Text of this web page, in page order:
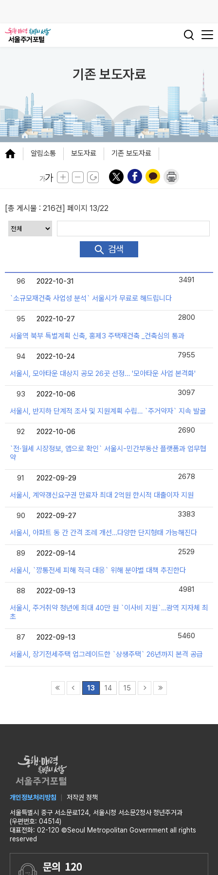
기존 보도자료
알림소통 보도자료 기존 보도자료
[총 게시물 : 216건] 페이지 13/22
검색
96
`소규모재건축 사업성 분석` 서울시가 무료로 해드립니다
2022-10-31
2022-10-31 3491
95
서울역 북부 특별계획 신축, 홍제3 주택재건축 _건축심의 통과
2022-10-27
2022-10-27 2800
94
서울시, 모아타운 대상지 공모 26곳 선정… '모아타운 사업 본격화'
2022-10-24
2022-10-24 7955
93
서울시, 반지하 단계적 조사 및 지원계획 수립… `주거약자` 지속 발굴
2022-10-06
2022-10-06 3097
92
`전·월세 시장정보, 앱으로 확인` 서울시-민간부동산 플랫폼과 업무협
약
2022-10-06
2022-10-06 2690
91
서울시, 계약갱신요구권 만료자 최대 2억원 한시적 대출이자 지원
2022-09-29
2022-09-29 2678
90
서울시, 아파트 동 간 간격 조례 개선…다양한 단지형태 가능해진다
2022-09-27
2022-09-27 3383
89
서울시, `깡통전세 피해 적극 대응` 위해 분야별 대책 추진한다
2022-09-14
2022-09-14 2529
88
서울시, 주거취약 청년에 최대 40만 원 `이사비 지원`…광역 지자체 최
초
2022-09-13
2022-09-13 4981
87
서울시, 장기전세주택 업그레이드한 `상생주택` 26년까지 본격 공급
2022-09-13
2022-09-13 5460
13 14 15
개인정보처리방침
저작권 정책
서울특별시 중구 서소문로124, 서울시청 서소문2청사 청년주거과
(우편번호: 04514)
대표전화: 02-120 ©Seoul Metropolitan Government all rights
reserved